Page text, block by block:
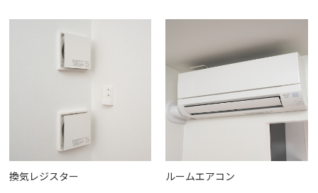
換気レジスター ルームエアコン